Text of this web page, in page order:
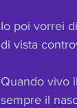
Io poi vorrei
di vista
Quando vivo
sempre il